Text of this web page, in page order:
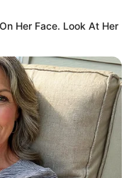
คม – 21
ให้ความสำคัญกับเรื่อง
ป็นคนที่เร่าร้อน มี
าวพิจิกมักจะเป็นฝ่าย
แม้จะดูเป็นคนมีเสน่ห์
ที่รักใครรักจริงเทิดทูน
Her Face. Look At Her